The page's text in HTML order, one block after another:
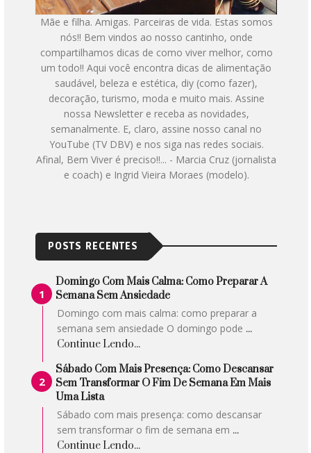
Mãe e filha. Amigas. Parceiras de vida. Estas somos
nós!! Bem vindos ao nosso cantinho, onde
compartilhamos dicas de como viver melhor, como
um todo!! Aqui você encontra dicas de alimentação
saudável, beleza e estética, diy (como fazer),
decoração, turismo, moda e muito mais. Assine
nossa Newsletter e receba as novidades,
semanalmente. E, claro, assine nosso canal no
YouTube (TV DBV) e nos siga nas redes sociais.
Afinal, Bem Viver é preciso!!... - Marcia Cruz (jornalista
e coach) e Ingrid Vieira Moraes (modelo).
POSTS RECENTES
Domingo Com Mais Calma: Como Preparar A
Semana Sem Ansiedade
Domingo com mais calma: como preparar a
semana sem ansiedade O domingo pode ...
Continue Lendo...
Sábado Com Mais Presença: Como Descansar
Sem Transformar O Fim De Semana Em Mais
Uma Lista
Sábado com mais presença: como descansar
sem transformar o fim de semana em ...
Continue Lendo...